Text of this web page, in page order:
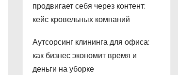
продвигает себя через контент:
кейс кровельных компаний
Аутсорсинг клининга для офиса:
как бизнес экономит время и
деньги на уборке